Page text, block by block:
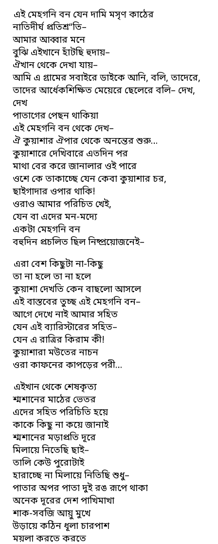
এই মেহগনি বন যেন দামি মসৃণ কাঠের
নাতিদীর্ঘ প্রতিশ্র“তি–
আমার আব্বার মনে
বুঝি এইখানে হাঁটছি হুদায়–
ঐখান থেকে দেখা যায়–
আমি এ গ্রামের সবাইরে ডাইকে আনি, বলি, তাদেরে,
তাদের আর্ধেকশিক্ষিত মেয়েরে ছেলেরে বলি– দেখ,
দেখ
পাতাগের পেছন থাকিয়া
এই মেহগনি বন থেকে দেখ–
ঐ কুয়াশার ঐপার থেকে অনন্তের শুরু…
কুয়াশারে দেখিবারে এতদিন পর
মাথা বের করে জানালার ওই পারে
ওশে কে তাকাচ্ছে যেন কেবা কুয়াশার চর,
ছাইগাদার ওপার থাকি!
ওরাও আমার পরিচিত খেই,
যেন বা এদের মন-মদ্যে
একটা মেহগনি বন
বহুদিন প্রচলিত ছিল নিষ্প্রয়োজনেই–
এরা বেশ কিছুটা না-কিছু
তা না হলে তা না হলে
কুয়াশা দেখতি কেন বাছলো আসলে
এই বাস্তবের তুচ্ছ এই মেহগনি বন–
আগে দেখে নাই আমার সহিত
যেন এই ব্যারিস্টারের সহিত–
যেন এ রাত্রির কিরাম কী!
কুয়াশারা মউতের নাচন
ওরা কাফনের কাপড়ের পরী…
এইখান থেকে শেষকৃত্য
শ্মশানের মাঠের ভেতর
এদের সহিত পরিচিতি হয়ে
কাকে কিছু না কয়ে জানাই
শ্মশানের মড়াপ্রতি দূরে
মিলায়ে নিতেছি ছাই–
তালি কেউ পুরোটাই
হারাচ্ছে না মিলায়ে নিতিছি শুধু–
পাতার অপর পাতা দুই রঙ রূপে থাকা
অনেক দূরের দেশ পাখিমাখা
শাক-সবজি আয়ু মুখে
উড়ায়ে কঠিন ধূলা চারপাশ
ময়লা করতে করতে